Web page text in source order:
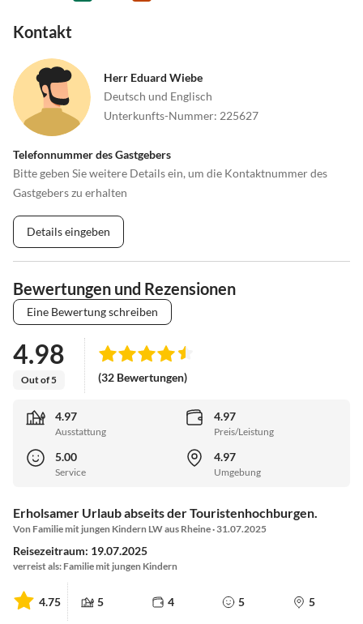
Kontakt
Herr Eduard Wiebe
Deutsch und Englisch
Unterkunfts-Nummer: 225627
Telefonnummer des Gastgebers
Bitte geben Sie weitere Details ein, um die Kontaktnummer des
Gastgebers zu erhalten
Details eingeben
Bewertungen und Rezensionen
Eine Bewertung schreiben
4.98
Out of 5 (32 Bewertungen)
4.97
Ausstattung
4.97
Preis/Leistung
5.00
Service
4.97
Umgebung
Erholsamer Urlaub abseits der Touristenhochburgen.
Von Familie mit jungen Kindern LW aus Rheine · 31.07.2025
Reisezeitraum: 19.07.2025
verreist als: Familie mit jungen Kindern
4.75 5 4 5 5